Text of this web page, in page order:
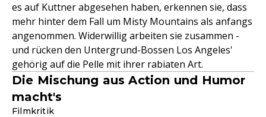
es auf Kuttner abgesehen haben, erkennen sie, dass
mehr hinter dem Fall um Misty Mountains als anfangs
angenommen. Widerwillig arbeiten sie zusammen -
und rücken den Untergrund-Bossen Los Angeles'
gehörig auf die Pelle mit ihrer rabiaten Art.
Die Mischung aus Action und Humor
macht's
Filmkritik